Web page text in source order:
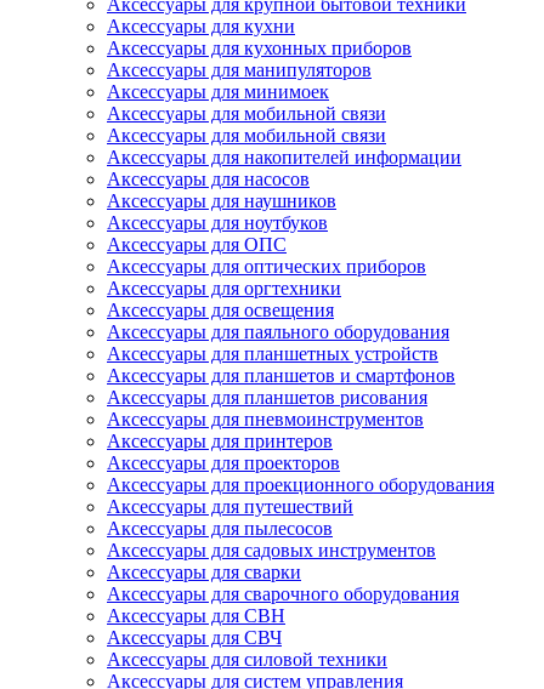
Аксессуары для кухни
Аксессуары для кухонных приборов
Аксессуары для манипуляторов
Аксессуары для минимоек
Аксессуары для мобильной связи
Аксессуары для мобильной связи
Аксессуары для накопителей информации
Аксессуары для насосов
Аксессуары для наушников
Аксессуары для ноутбуков
Аксессуары для ОПС
Аксессуары для оптических приборов
Аксессуары для оргтехники
Аксессуары для освещения
Аксессуары для паяльного оборудования
Аксессуары для планшетных устройств
Аксессуары для планшетов и смартфонов
Аксессуары для планшетов рисования
Аксессуары для пневмоинструментов
Аксессуары для принтеров
Аксессуары для проекторов
Аксессуары для проекционного оборудования
Аксессуары для путешествий
Аксессуары для пылесосов
Аксессуары для садовых инструментов
Аксессуары для сварки
Аксессуары для сварочного оборудования
Аксессуары для СВН
Аксессуары для СВЧ
Аксессуары для силовой техники
Аксессуары для систем управления